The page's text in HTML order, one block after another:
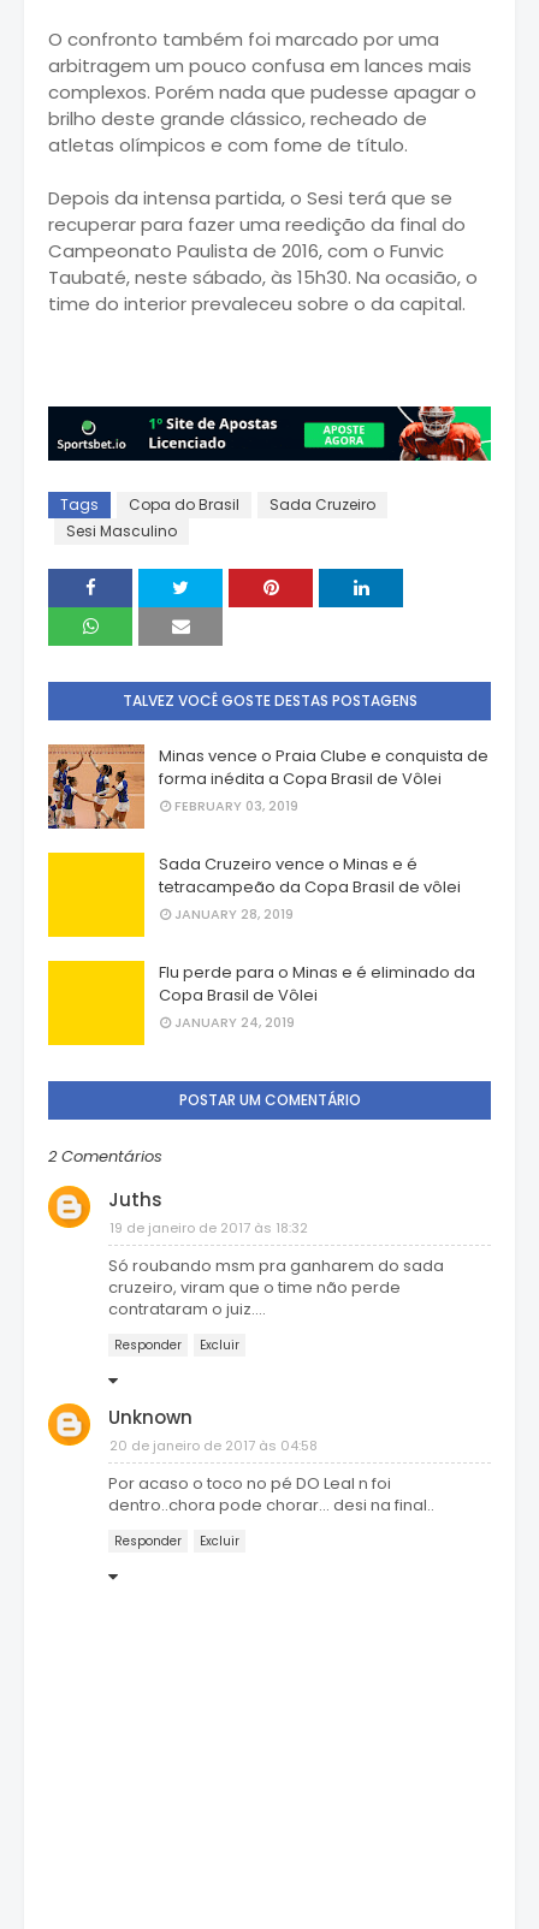
O confronto também foi marcado por uma
arbitragem um pouco confusa em lances mais
complexos. Porém nada que pudesse apagar o
brilho deste grande clássico, recheado de
atletas olímpicos e com fome de título.
Depois da intensa partida, o Sesi terá que se
recuperar para fazer uma reedição da final do
Campeonato Paulista de 2016, com o Funvic
Taubaté, neste sábado, às 15h30. Na ocasião, o
time do interior prevaleceu sobre o da capital.
Tags Copa do Brasil
Sada Cruzeiro
Sesi Masculino
TALVEZ VOCÊ GOSTE DESTAS POSTAGENS
Minas vence o Praia Clube e conquista de
forma inédita a Copa Brasil de Vôlei
FEBRUARY 03, 2019
Sada Cruzeiro vence o Minas e é
tetracampeão da Copa Brasil de vôlei
JANUARY 28, 2019
Flu perde para o Minas e é eliminado da
Copa Brasil de Vôlei
JANUARY 24, 2019
POSTAR UM COMENTÁRIO
2 Comentários
Juths
19 de janeiro de 2017 às 18:32
Só roubando msm pra ganharem do sada
cruzeiro, viram que o time não perde
contrataram o juiz....
Responder Excluir
Unknown
20 de janeiro de 2017 às 04:58
Por acaso o toco no pé DO Leal n foi
dentro..chora pode chorar... desi na final..
Responder Excluir